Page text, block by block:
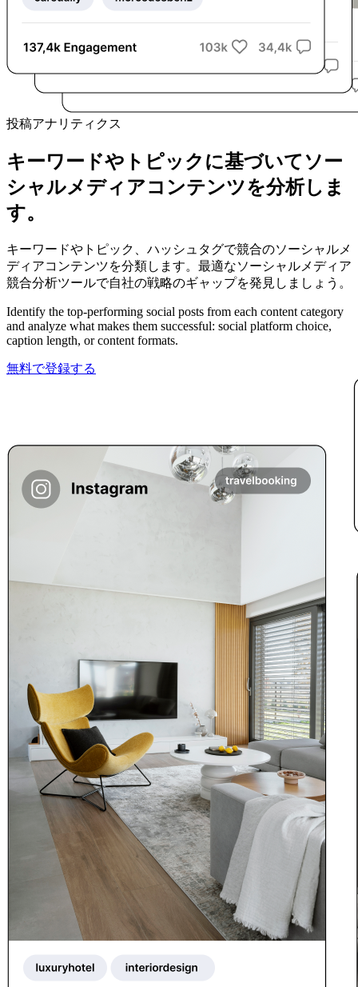
投稿アナリティクス
キーワードやトピックに基づいてソー
シャルメディアコンテンツを分析しま
す。
キーワードやトピック、ハッシュタグで競合のソーシャルメ
ディアコンテンツを分類します。最適なソーシャルメディア
競合分析ツールで自社の戦略のギャップを発見しましょう。
Identify the top-performing social posts from each content category
and analyze what makes them successful: social platform choice,
caption length, or content formats.
無料で登録する